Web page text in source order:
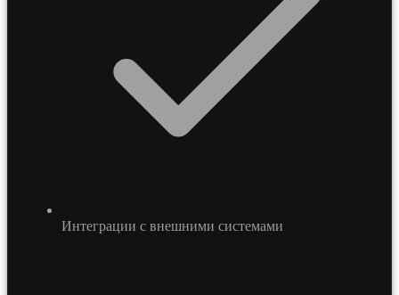
Интеграции с внешними системами